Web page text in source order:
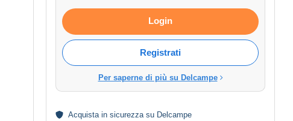
Login
Registrati
Per saperne di più su Delcampe
Acquista in sicurezza su Delcampe